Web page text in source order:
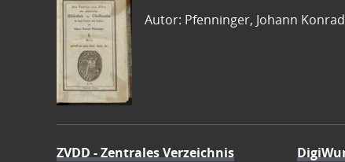
Autor: Pfenninger, Johann Konrad
ZVDD - Zentrales Verzeichnis